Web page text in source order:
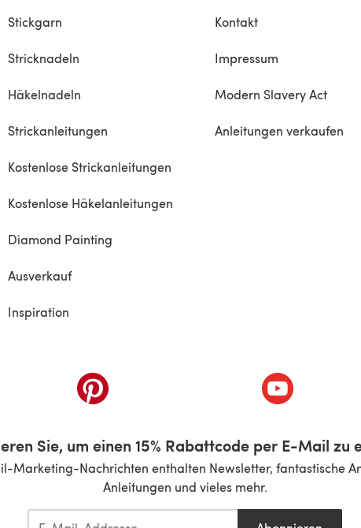
Stickgarn
Stricknadeln
Häkelnadeln
Strickanleitungen
Kostenlose Strickanleitungen
Kostenlose Häkelanleitungen
Diamond Painting
Ausverkauf
Inspiration
Kontakt
Impressum
Modern Slavery Act
Anleitungen verkaufen
neuen Tab)(öffnet sich in einem neuen Tab)(öffnet sich in
Sie, um einen 15% Rabattcode per E-Mail zu
Marketing-Nachrichten enthalten Newsletter, fantastische
Anleitungen und vieles mehr.